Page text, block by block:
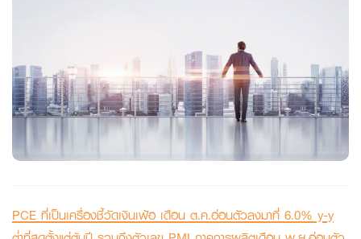
PCE ที่เป็นเครื่องชี้วัดเงินเฟ้อ เดือน ต.ค.อ่อนตัวลงมาที่ 6.0% y-y